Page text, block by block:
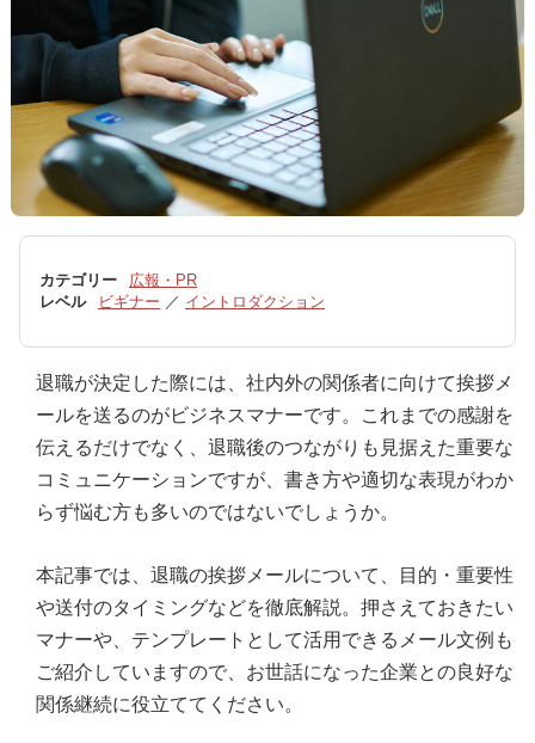
カテゴリー
広報・PR
レベル
ビギナー ／ イントロダクション
退職が決定した際には、社内外の関係者に向けて挨拶メ
ールを送るのがビジネスマナーです。これまでの感謝を
伝えるだけでなく、退職後のつながりも見据えた重要な
コミュニケーションですが、書き方や適切な表現がわか
らず悩む方も多いのではないでしょうか。
本記事では、退職の挨拶メールについて、目的・重要性
や送付のタイミングなどを徹底解説。押さえておきたい
マナーや、テンプレートとして活用できるメール文例も
ご紹介していますので、お世話になった企業との良好な
関係継続に役立ててください。